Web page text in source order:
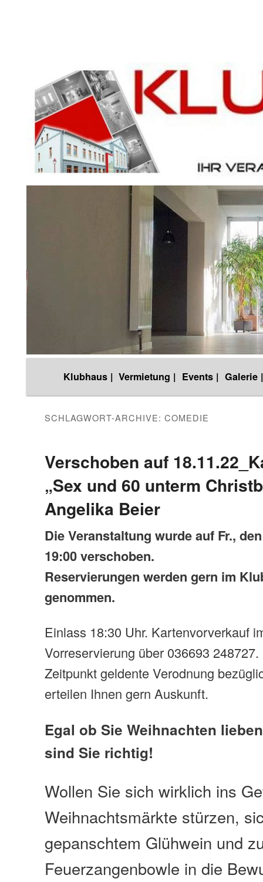
Zum
Inhalt
wechseln
Zum
sekundären
Inhalt
wechseln
Klubhaus | Vermietung | Events | Galerie |
SCHLAGWORT-ARCHIVE: COMEDIE
Verschoben auf
„Sex und 60 unterm
Angelika Beier
Die Veranstaltung wurde auf Fr.,
19:00 verschoben.
Reservierungen werden gern im
genommen.
Einlass 18:30 Uhr. Kartenvorverkauf
Vorreservierung über 036693
Zeitpunkt geldente Verodnung
erteilen Ihnen gern Auskunft.
Egal ob Sie Weihnachten
sind Sie richtig!
Wollen Sie sich wirklich ins
Weihnachtsmärkte stürzen,
gepanschtem Glühwein und
Feuerzangenbowle in die